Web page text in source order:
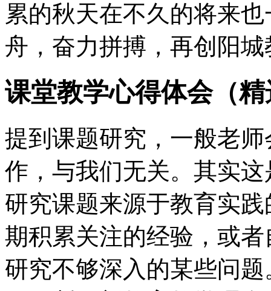
累的秋天在不久的将来
舟，奋力拼搏，再创阳
课堂教学心得体会（
提到课题研究，一般老
作，与我们无关。其实
研究课题来源于教育实
期积累关注的经验，或
研究不够深入的某些问